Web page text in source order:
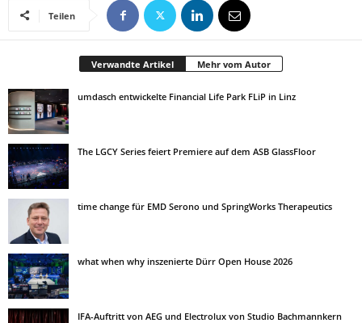
Teilen
Verwandte Artikel Mehr vom Autor
umdasch entwickelte Financial Life Park FLiP in Linz
The LGCY Series feiert Premiere auf dem ASB GlassFloor
time change für EMD Serono und SpringWorks Therapeutics
what when why inszenierte Dürr Open House 2026
IFA-Auftritt von AEG und Electrolux von Studio Bachmannkern